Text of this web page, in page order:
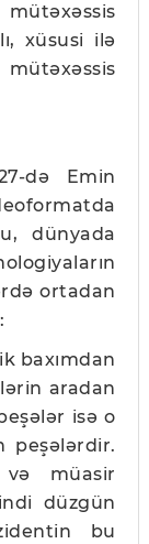
xüsusi ilə
mütəxəssis
də Emin
dünyada
ortadan
baxımdan
aradan
isə o
peşələrdir.
müasir
düzgün
bu